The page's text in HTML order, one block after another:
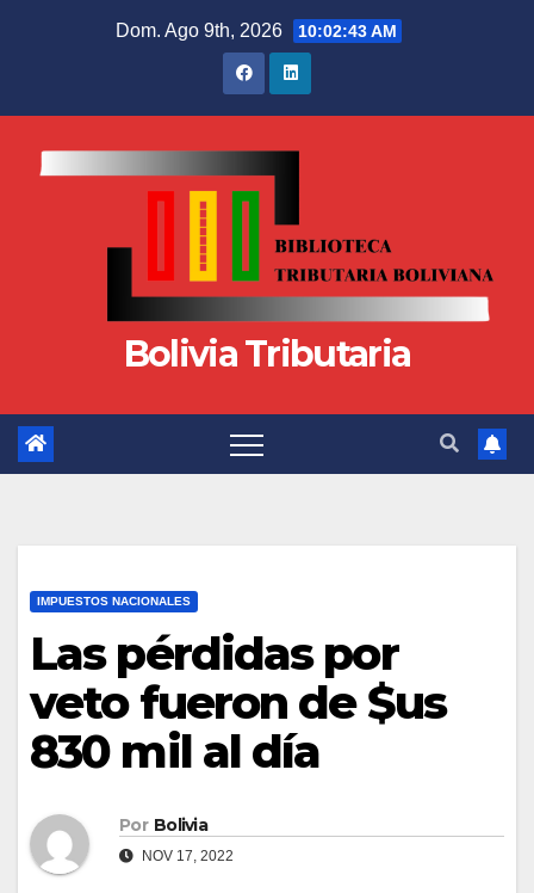
Dom. Ago 9th, 2026 10:02:43 AM
Bolivia Tributaria
IMPUESTOS NACIONALES
Las pérdidas por
veto fueron de $us
830 mil al día
Por Bolivia
NOV 17, 2022